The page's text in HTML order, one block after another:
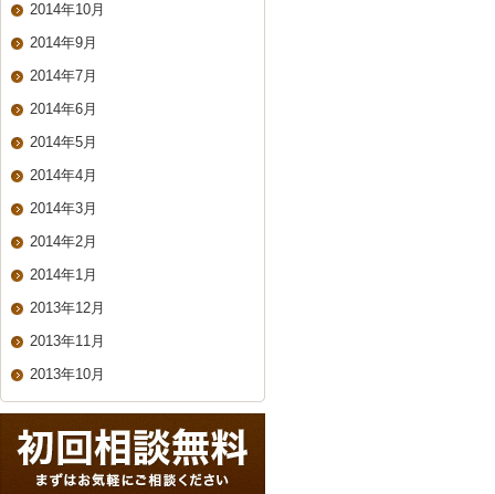
2014年10月
2014年9月
2014年7月
2014年6月
2014年5月
2014年4月
2014年3月
2014年2月
2014年1月
2013年12月
2013年11月
2013年10月